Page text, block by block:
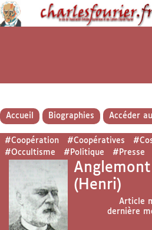
Accueil Biographies Accéder
#Coopération #Coopératives
#Occultisme
#Politique #Presse
(Henri)
Article
dernière